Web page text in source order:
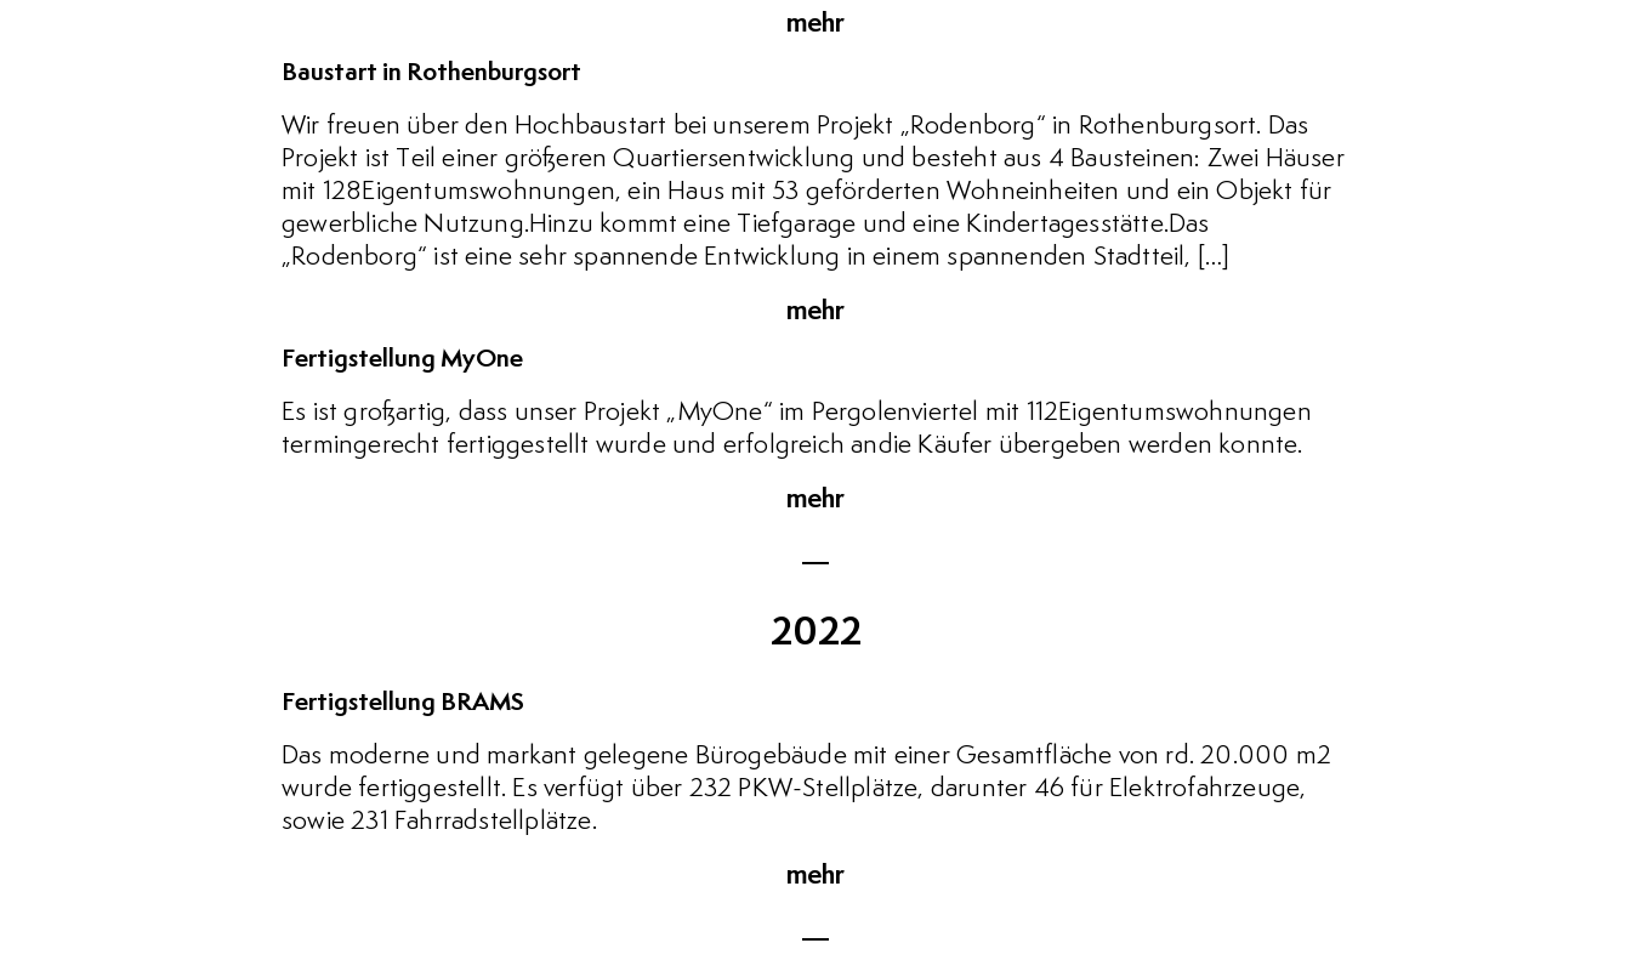
mehr
Baustart in Rothenburgsort
Wir freuen über den Hochbaustart bei unserem Projekt „Rodenborg“ in Rothenburgsort. Das
Projekt ist Teil einer größeren Quartiersentwicklung und besteht aus 4 Bausteinen: Zwei Häuser
mit 128Eigentumswohnungen, ein Haus mit 53 geförderten Wohneinheiten und ein Objekt für
gewerbliche Nutzung.Hinzu kommt eine Tiefgarage und eine Kindertagesstätte.Das
„Rodenborg“ ist eine sehr spannende Entwicklung in einem spannenden Stadtteil, […]
mehr
Fertigstellung MyOne
Es ist großartig, dass unser Projekt „MyOne“ im Pergolenviertel mit 112Eigentumswohnungen
termingerecht fertiggestellt wurde und erfolgreich andie Käufer übergeben werden konnte.
mehr
2022
Fertigstellung BRAMS
Das moderne und markant gelegene Bürogebäude mit einer Gesamtfläche von rd. 20.000 m2
wurde fertiggestellt. Es verfügt über 232 PKW-Stellplätze, darunter 46 für Elektrofahrzeuge,
sowie 231 Fahrradstellplätze.
mehr